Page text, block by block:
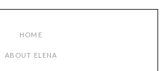
HOME
ABOUT ELENA